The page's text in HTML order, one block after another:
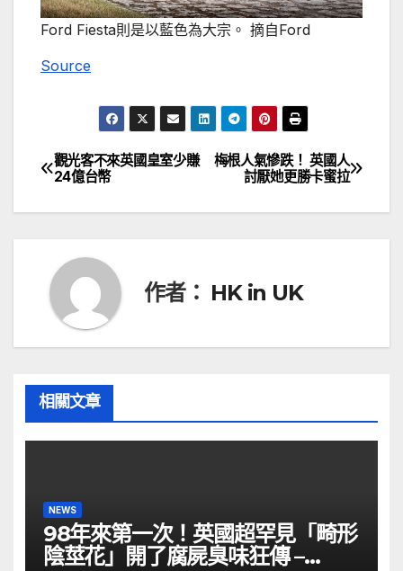
Ford Fiesta則是以藍色為大宗。 摘自Ford
Source
文
章
覽
梅根人氣慘跌！ 英國人
討厭她更勝卡蜜拉
觀光客不來英國皇室少賺
24億台幣
作者： HK in UK
相關文章
NEWS
98年來第一次！英國超罕見「畸形
陰莖花」開了腐屍臭味狂傳 –